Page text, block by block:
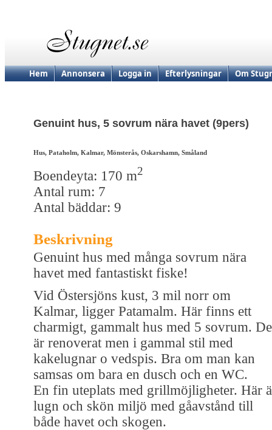
Hem Annonsera Logga in Efterlysningar Om
Genuint hus, 5 sovrum nära havet (9pers)
Hus, Pataholm, Kalmar, Mönsterås, Oskarshamn, Småland
Boendeyta: 170 m2
Antal rum: 7
Antal bäddar: 9
Beskrivning
Genuint hus med många sovrum nära
havet med fantastiskt fiske!
Vid Östersjöns kust, 3 mil norr om
Kalmar, ligger Patamalm. Här finns ett
charmigt, gammalt hus med 5 sovrum.
är renoverat men i gammal stil med
kakelugnar o vedspis. Bra om man kan
samsas om bara en dusch och en WC.
En fin uteplats med grillmöjligheter. Här
lugn och skön miljö med gåavstånd till
både havet och skogen.